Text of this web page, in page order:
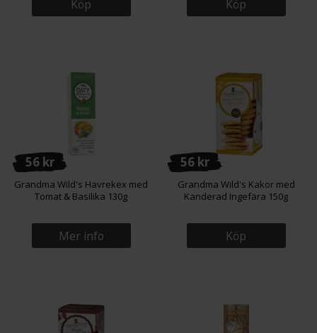
Köp Köp
56 kr
Grandma Wild's Havrekex med
Tomat & Basilika 130g
Mer info
56 kr
Grandma Wild's Kakor med
Kanderad Ingefära 150g
Köp